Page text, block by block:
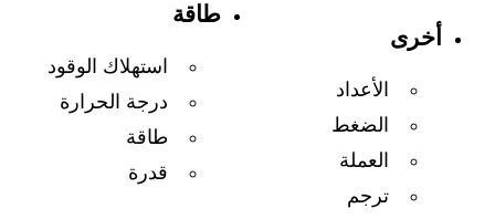
أخرى
الأعداد
الضغط
العملة
ترجم
طاقة
استهلاك الوقود
درجة الحرارة
طاقة
قدرة